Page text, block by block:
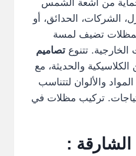
من أشعة الشمس
الشركات، الحدائق، أو
تضيف لمسة
تتنوع تصاميم
الكلاسيكية والحديثة، مع
والألوان لتتناسب
تركيب مظلات في
: